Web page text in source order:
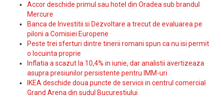
Accor deschide primul sau hotel din Oradea sub brandul
Mercure
Banca de Investitii si Dezvoltare a trecut de evaluarea pe
piloni a Comisiei Europene
Peste trei sferturi dintre tinerii romani spun ca nu isi permit
o locuinta proprie
Inflatia a scazut la 10,4% in iunie, dar analistii avertizeaza
asupra presiunilor persistente pentru IMM-uri
IKEA deschide doua puncte de servicii in centrul comercial
Grand Arena din sudul Bucurestiului